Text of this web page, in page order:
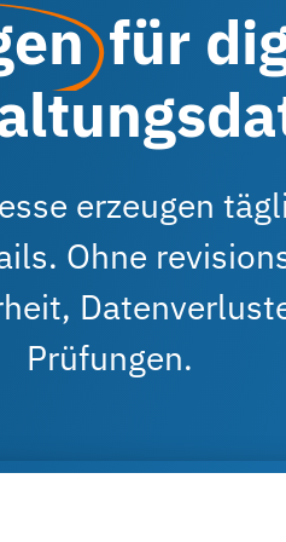
für
erzeugen
Ohne
Prüfungen.